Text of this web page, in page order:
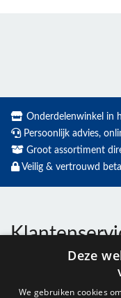
Onderdelenwinkel in
Persoonlijk advies,
Groot assortiment
Veilig & vertrouwd
Deze
We gebruiken cookies